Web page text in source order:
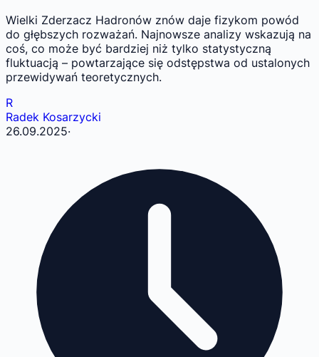
Wielki Zderzacz Hadronów znów daje fizykom powód
do głębszych rozważań. Najnowsze analizy wskazują na
coś, co może być bardziej niż tylko statystyczną
fluktuacją – powtarzające się odstępstwa od ustalonych
przewidywań teoretycznych.
R
Radek Kosarzycki
26.09.2025·